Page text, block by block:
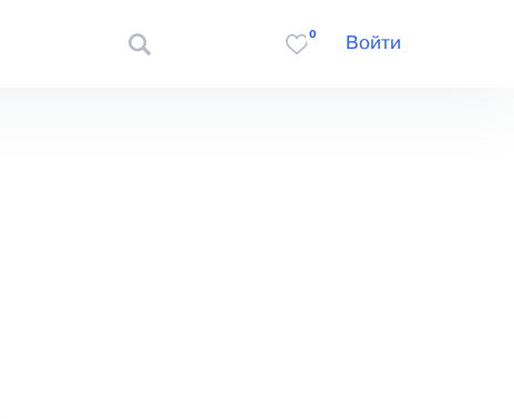
0
Войти